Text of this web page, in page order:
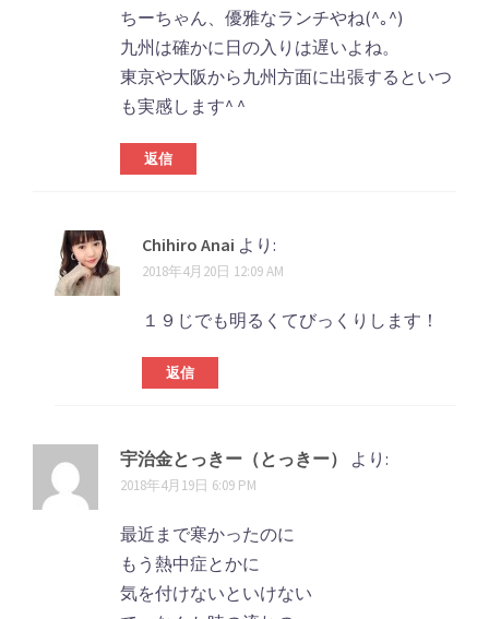
ちーちゃん、優雅なランチやね(^｡^)
九州は確かに日の入りは遅いよね。
東京や大阪から九州方面に出張するといつ
も実感します^ ^
返信
Chihiro Anai より:
2018年4月20日 12:09 AM
１９じでも明るくてびっくりします！
返信
宇治金とっきー（とっきー） より:
2018年4月19日 6:09 PM
最近まで寒かったのに
もう熱中症とかに
気を付けないといけない